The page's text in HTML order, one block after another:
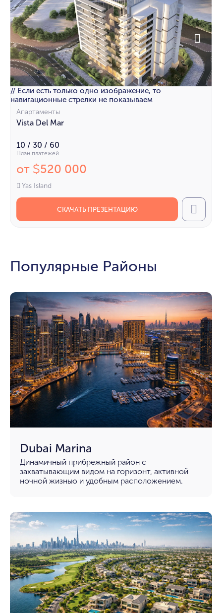
// Если есть только одно изображение, то
навигационные стрелки не показываем
Апартаменты
Vista Del Mar
10 / 30 / 60
План платежей
от $520 000
Yas Island
СКАЧАТЬ ПРЕЗЕНТАЦИЮ Call
Популярные Районы
Dubai Marina
Динамичный прибрежный район с
захватывающим видом на горизонт, активной
ночной жизнью и удобным расположением.